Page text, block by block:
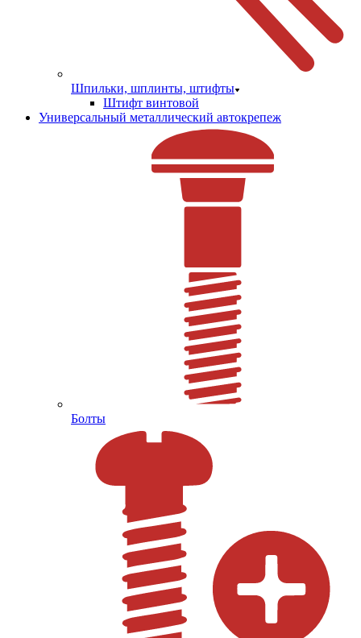
Шпильки, шплинты, штифты
Штифт винтовой
Универсальный металлический автокрепеж
Болты